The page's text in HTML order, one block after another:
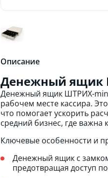
Описание
Денежный ящик
Денежный ящик ШТРИХ-
рабочем месте кассира.
что помогает ускорить
средний бизнес, где важна
Ключевые особенности и
Денежный ящик с
предотвращая доступ